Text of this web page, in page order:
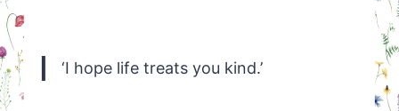
‘I hope life treats you kind.’